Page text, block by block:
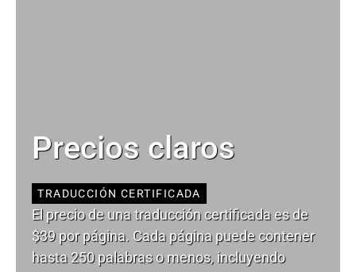
Precios claros
TRADUCCIÓN CERTIFICADA
El precio de una traducción certificada es de
$39 por página. Cada página puede contener
hasta 250 palabras o menos, incluyendo